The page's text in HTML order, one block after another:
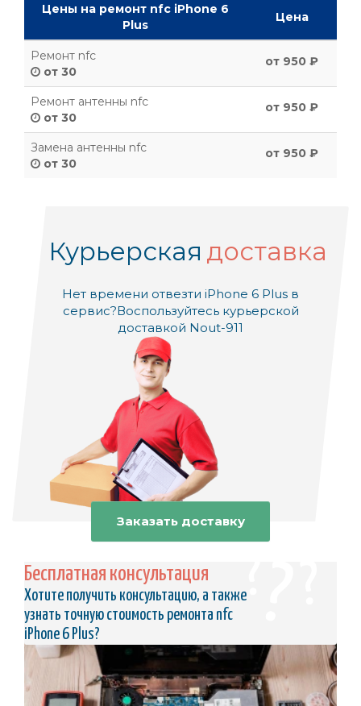
Цены на ремонт nfc iPhone 6
Plus
Цена
Ремонт nfc
от 30
от 950 ₽
Ремонт антенны nfc
от 30
от 950 ₽
Замена антенны nfc
от 30
от 950 ₽
Курьерская доставка
Нет времени отвезти iPhone 6 Plus в
сервис?Воспользуйтесь курьерской
доставкой Nout-911
Заказать доставку
Бесплатная консультация
Хотите получить консультацию, а также
узнать точную стоимость ремонта nfc
iPhone 6 Plus?